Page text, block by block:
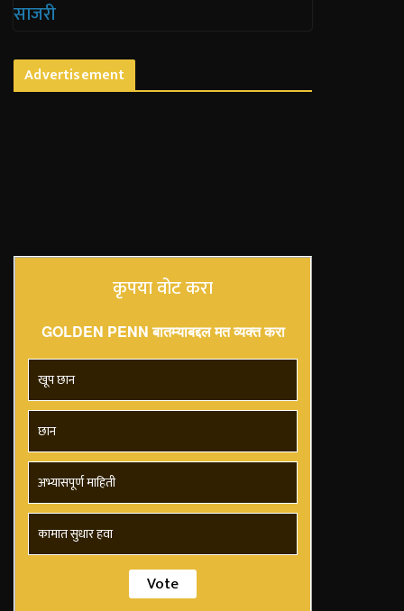
Advertisement
कृपया वोट करा
GOLDEN PENN बातम्याबद्दल मत व्यक्त करा
खूप छान
छान
अभ्यासपूर्ण माहिती
कामात सुधार हवा